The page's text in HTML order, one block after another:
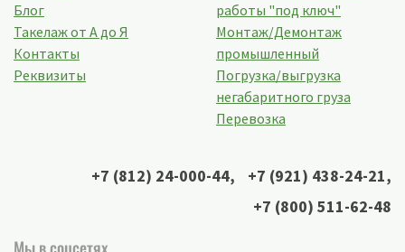
Блог
Такелаж от А до Я
Контакты
Реквизиты
работы "под ключ"
Монтаж/Демонтаж
промышленный
Погрузка/выгрузка
негабаритного груза
Перевозка
+7 (812) 24-000-44, +7 (921) 438-24-21,
+7 (800) 511-62-48